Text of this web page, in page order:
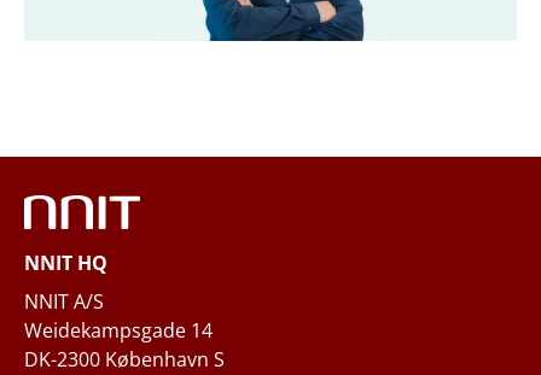
Telefon
Spørgsmål og/eller behov
NNIT HQ
NNIT A/S
Weidekampsgade 14
DK-2300 København S